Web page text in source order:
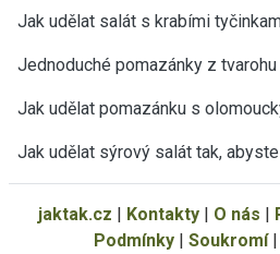
Jak udělat salát s krabími
Jednoduché pomazánky z
Jak udělat pomazánku s
Jak udělat sýrový salát tak,
jaktak.cz | Kontakty| O nás |
Podmínky| Soukromí|